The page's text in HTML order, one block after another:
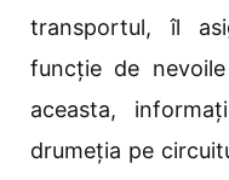
transportul, îl
funcție de
aceasta,
drumeția pe